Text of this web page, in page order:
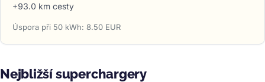
+93.0 km cesty
Úspora při 50 kWh: 8.50 EUR
Nejbližší superchargery